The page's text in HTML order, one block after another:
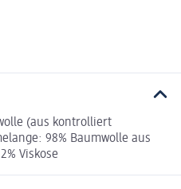
(aus kontrolliert
98% Baumwolle aus
Viskose